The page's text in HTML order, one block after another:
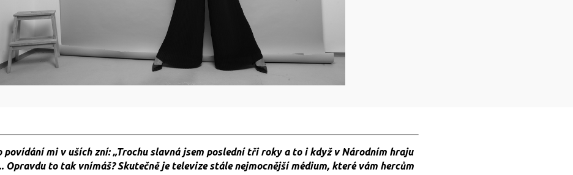
povídání mi v uších zní: „Trochu slavná jsem poslední tři roky a to i když v Národním hraju
Opravdu to tak vnímáš? Skutečně je televize stále nejmocnější médium, které vám hercům